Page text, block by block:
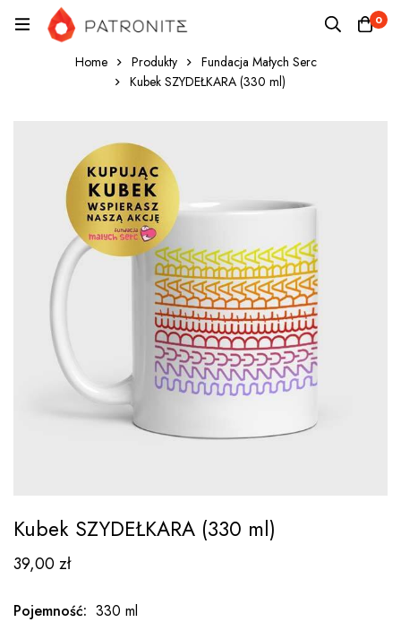
0
Home Produkty
Fundacja Małych Serc
Kubek SZYDEŁKARA (330 ml)
Kubek SZYDEŁKARA (330 ml)
39,00zł
Pojemność: 330 ml